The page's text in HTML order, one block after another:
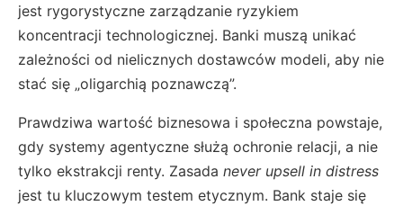
jest rygorystyczne zarządzanie ryzykiem
koncentracji technologicznej. Banki muszą unikać
zależności od nielicznych dostawców modeli, aby nie
stać się „oligarchią poznawczą”.
Prawdziwa wartość biznesowa i społeczna powstaje,
gdy systemy agentyczne służą ochronie relacji, a nie
tylko ekstrakcji renty. Zasada never upsell in distress
jest tu kluczowym testem etycznym. Bank staje się